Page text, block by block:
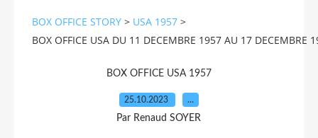
BOX OFFICE STORY > USA 1957 >
BOX OFFICE USA DU 11 DECEMBRE 1957 AU 17 DECEMBRE
BOX OFFICE USA 1957
25.10.2023 …
Par Renaud SOYER